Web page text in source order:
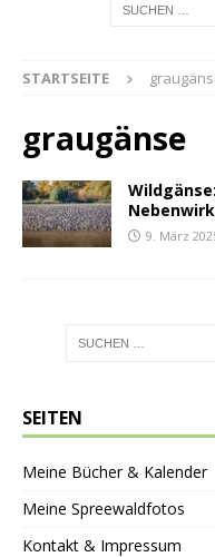
STARTSEITE
graugänse
9. März
SEITEN
Meine Bücher & Kalender
Meine Spreewaldfotos
Kontakt & Impressum